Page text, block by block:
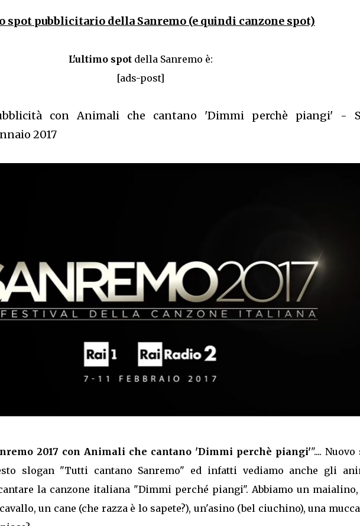
spot pubblicitario della Sanremo (e quindi canzone spot)
L'ultimo spot della Sanremo è:
[ads-post]
con Animali che cantano 'Dimmi perchè piangi' -
2017
2017 con Animali che cantano 'Dimmi perchè piangi'"....
slogan "Tutti cantano Sanremo" ed infatti vediamo anche gli
la canzone italiana "Dimmi perché piangi". Abbiamo un
un cane (che razza è lo sapete?), un'asino (bel ciuchino), una